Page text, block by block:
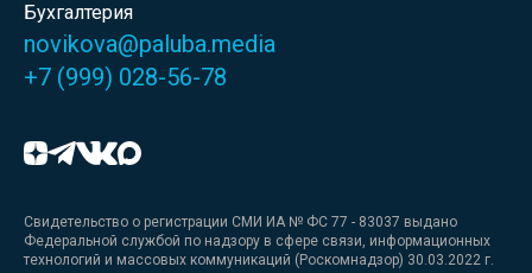
Бухгалтерия
novikova@paluba.media
+7 (999) 028-56-78
Свидетельство о регистрации СМИ ИА № ФС 77 - 83037 выдано
Федеральной службой по надзору в сфере связи, информационных
технологий и массовых коммуникаций (Роскомнадзор) 30.03.2022 г.